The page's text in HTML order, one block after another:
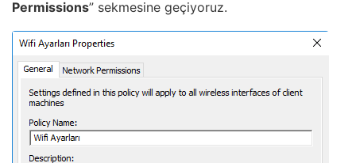
Permissions” sekmesine geçiyoruz.